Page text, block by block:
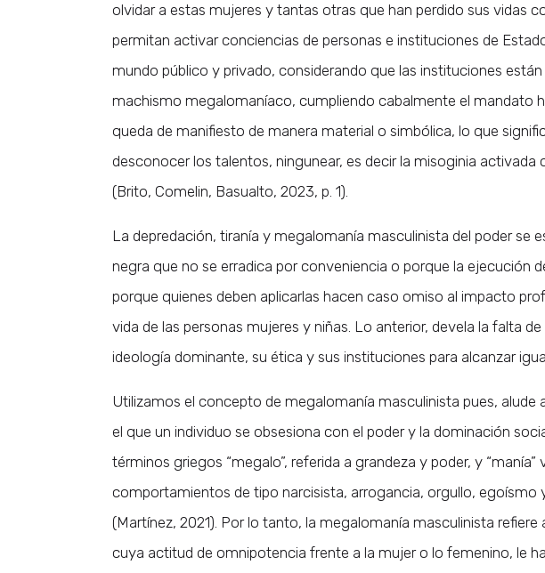
olvidar a estas mujeres y tantas otras que han perdido sus vidas
permitan activar conciencias de personas e instituciones de
mundo público y privado, considerando que las instituciones
machismo megalomaníaco, cumpliendo cabalmente el mandato
queda de manifiesto de manera material o simbólica, lo que
desconocer los talentos, ningunear, es decir la misoginia activada
(Brito, Comelin, Basualto, 2023, p. 1).
La depredación, tiranía y megalomanía masculinista del poder se
negra que no se erradica por conveniencia o porque la ejecución
porque quienes deben aplicarlas hacen caso omiso al impacto
vida de las personas mujeres y niñas. Lo anterior, devela la falta
ideología dominante, su ética y sus instituciones para alcanzar
Utilizamos el concepto de megalomanía masculinista pues, alude
el que un individuo se obsesiona con el poder y la dominación
términos griegos “megalo”, referida a grandeza y poder, y “manía”
comportamientos de tipo narcisista, arrogancia, orgullo, egoísmo
(Martínez, 2021). Por lo tanto, la megalomanía masculinista
cuya actitud de omnipotencia frente a la mujer o lo femenino, le